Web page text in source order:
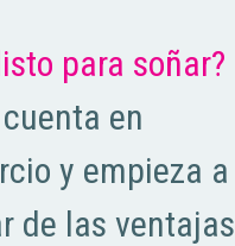
para soñar?
en
y empieza a
de las ventajas